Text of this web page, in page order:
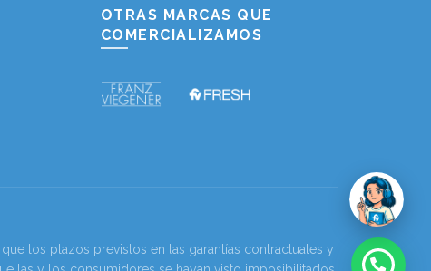
OTRAS MARCAS QUE
COMERCIALIZAMOS
los plazos previstos en las garantías contractuales y